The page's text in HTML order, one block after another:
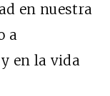
en nuestra
a
en la vida